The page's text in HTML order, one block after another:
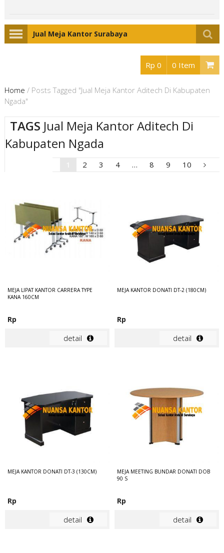
Jual Meja Kantor Surabaya
Rp 0 0 Item
Home / Posts Tagged "Jual Meja Kantor Aditech Di Kabupaten
Ngada"
TAGS Jual Meja Kantor Aditech Di
Kabupaten Ngada
2 3 4 … 8 9 10
MEJA LIPAT KANTOR CARRERA TYPE
KANA 160CM
Rp
detail
MEJA KANTOR DONATI DT-2 (180CM)
Rp
detail
MEJA KANTOR DONATI DT-3 (130CM)
Rp
detail
MEJA MEETING BUNDAR DONATI DOB
90 S
Rp
detail